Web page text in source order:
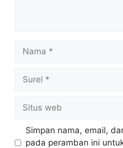
web
Simpan nama, email,
pada peramban ini